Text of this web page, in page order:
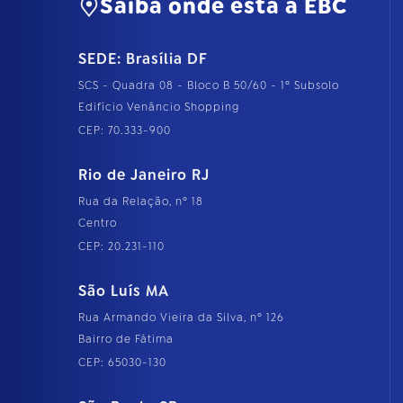
Saiba onde está a EBC
SEDE: Brasília DF
SCS - Quadra 08 - Bloco B 50/60 - 1º Subsolo
Edifício Venâncio Shopping
CEP: 70.333-900
Rio de Janeiro RJ
Rua da Relação, nº 18
Centro
CEP: 20.231-110
São Luís MA
Rua Armando Vieira da Silva, nº 126
Bairro de Fátima
CEP: 65030-130